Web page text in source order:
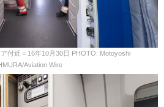
付近＝16年10月30日 PHOTO: Motoyoshi
Aviation Wire